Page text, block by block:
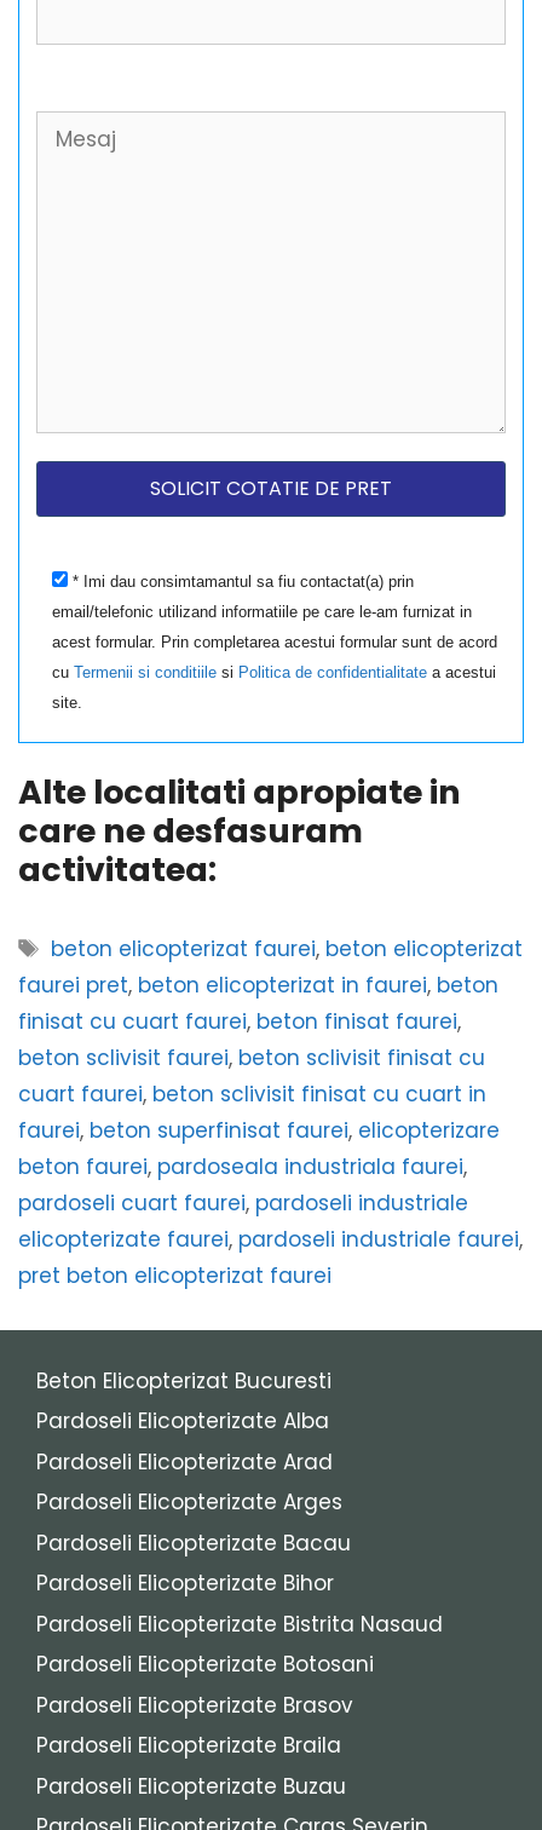
* Imi dau consimtamantul sa fiu contactat(a) prin
email/telefonic utilizand informatiile pe care le-am furnizat in
acest formular. Prin completarea acestui formular sunt de acord
cuTermenii si conditiile si Politica de confidentialitate a acestui
site.
Alte localitati apropiate in
care ne desfasuram
activitatea:
Etichete
beton elicopterizat faurei, beton elicopterizat
faurei pret, beton elicopterizat in faurei, beton
finisat cu cuart faurei, beton finisat faurei,
beton sclivisit faurei, beton sclivisit finisat cu
cuart faurei, beton sclivisit finisat cu cuart in
faurei, beton superfinisat faurei, elicopterizare
beton faurei, pardoseala industriala faurei,
pardoseli cuart faurei, pardoseli industriale
elicopterizate faurei, pardoseli industriale faurei,
pret beton elicopterizat faurei
Beton Elicopterizat Bucuresti
Pardoseli Elicopterizate Alba
Pardoseli Elicopterizate Arad
Pardoseli Elicopterizate Arges
Pardoseli Elicopterizate Bacau
Pardoseli Elicopterizate Bihor
Pardoseli Elicopterizate Bistrita Nasaud
Pardoseli Elicopterizate Botosani
Pardoseli Elicopterizate Brasov
Pardoseli Elicopterizate Braila
Pardoseli Elicopterizate Buzau